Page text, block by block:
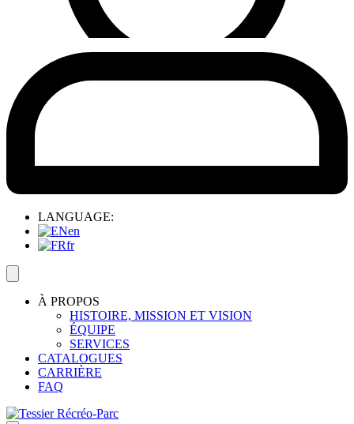
LANGUAGE:
en
fr
À PROPOS
HISTOIRE, MISSION ET VISION
ÉQUIPE
SERVICES
CATALOGUES
CARRIÈRE
FAQ